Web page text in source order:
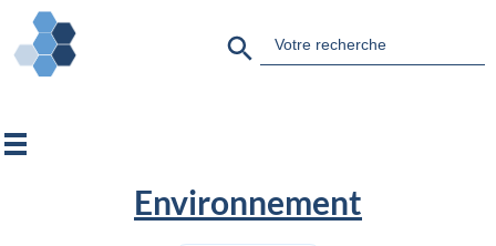
for:
Environnement